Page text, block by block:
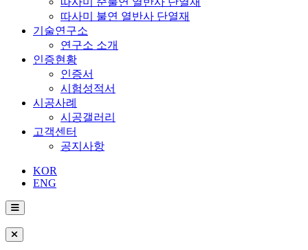
따사미 불연 열반사 단열재
기술연구소
연구소 소개
인증현황
인증서
시험성적서
시공사례
시공갤러리
고객센터
공지사항
KOR
ENG